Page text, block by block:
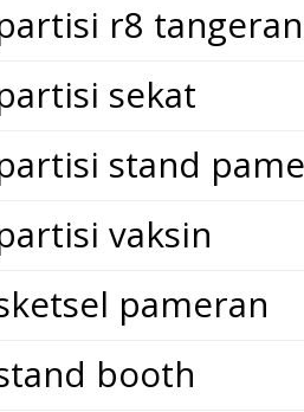
r8
sekat
stand
vaksin
pameran
booth